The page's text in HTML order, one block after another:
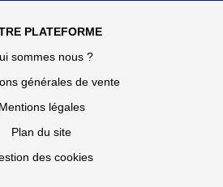
PLATEFORME
sommes nous ?
générales de vente
Mentions légales
Plan du site
des cookies